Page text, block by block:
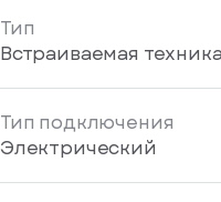
Тип
Встраиваемая техника
Тип подключения
Электрический